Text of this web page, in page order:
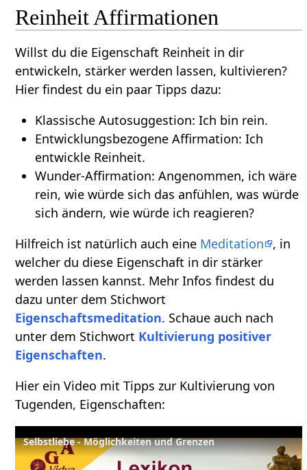
Reinheit Affirmationen
Willst du die Eigenschaft Reinheit in dir
entwickeln, stärker werden lassen, kultivieren?
Hier findest du ein paar Tipps dazu:
Klassische Autosuggestion: Ich bin rein.
Entwicklungsbezogene Affirmation: Ich
entwickle Reinheit.
Wunder-Affirmation: Angenommen, ich wäre
rein, wie würde sich das anfühlen, was würde
sich ändern, wie würde ich reagieren?
Hilfreich ist natürlich auch eine Meditation
, in
welcher du diese Eigenschaft in dir stärker
werden lassen kannst. Mehr Infos findest du
dazu unter dem Stichwort
Eigenschaftsmeditation. Schaue auch nach
unter dem Stichwort Kultivierung positiver
Eigenschaften.
Hier ein Video mit Tipps zur Kultivierung von
Tugenden, Eigenschaften:
Selbstliebe - Möglichkeiten und Grenzen